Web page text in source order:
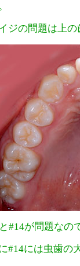
ジの問題は上
#14が問題なの
#14には虫歯の